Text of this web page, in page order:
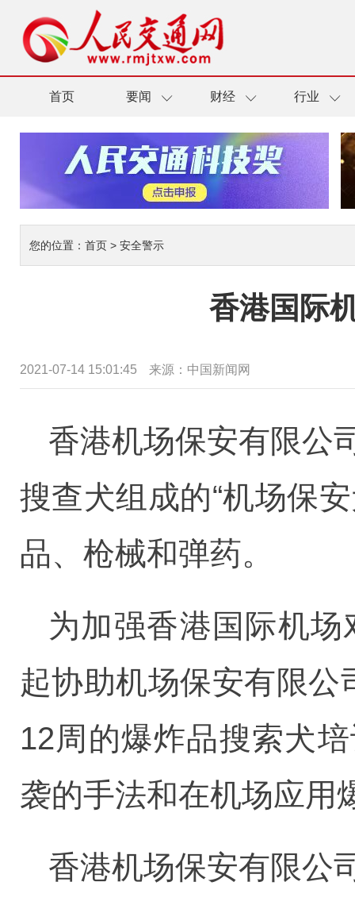
首页 要闻 财经 行业
您的位置： 首页 > 安全警示
香港国际
2021-07-14 15:01:45 来源：中国新闻网
香港机场保安有限公
搜查犬组成的“机场保
品、枪械和弹药。
为加强香港国际机
起协助机场保安有限公
12周的爆炸品搜索犬
袭的手法和在机场应用
香港机场保安有限公